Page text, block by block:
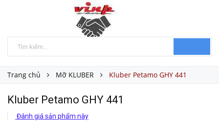
Trang chủ Mỡ KLUBER Kluber Petamo GHY 441
Kluber Petamo GHY 441
Đánh giá sản phẩm này